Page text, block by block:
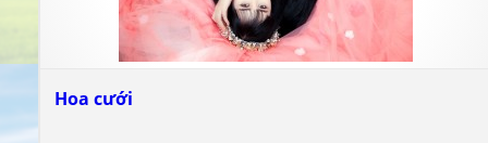
Hoa cưới